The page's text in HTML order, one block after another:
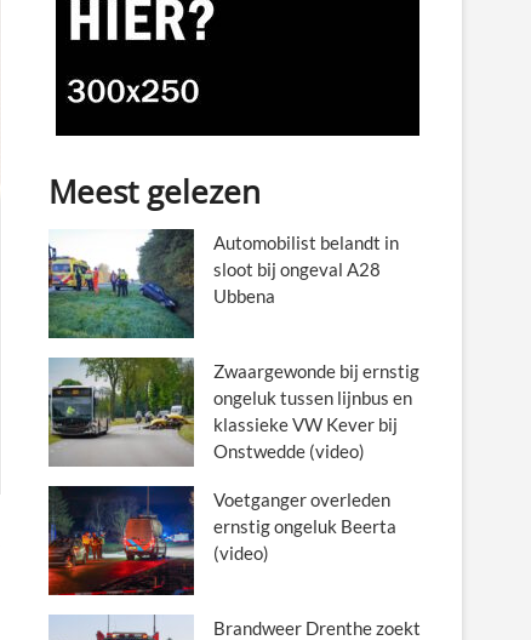
Meest gelezen
Automobilist belandt in
sloot bij ongeval A28
Ubbena
Zwaargewonde bij ernstig
ongeluk tussen lijnbus en
klassieke VW Kever bij
Onstwedde (video)
Voetganger overleden
ernstig ongeluk Beerta
(video)
Brandweer Drenthe zoekt